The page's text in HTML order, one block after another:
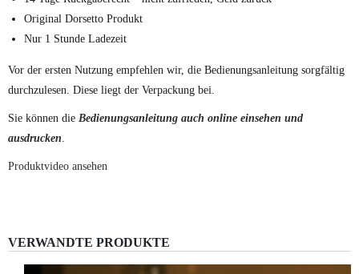
Original Dorsetto Produkt
Nur 1 Stunde Ladezeit
Vor der ersten Nutzung empfehlen wir, die Bedienungsanleitung sorgfältig
durchzulesen. Diese liegt der Verpackung bei.
Sie können die Bedienungsanleitung auch online einsehen und
ausdrucken.
Produktvideo ansehen
VERWANDTE PRODUKTE